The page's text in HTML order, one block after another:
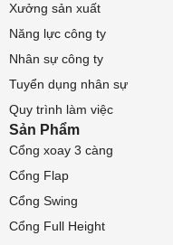
Xưởng sản xuất
Năng lực công ty
Nhân sự công ty
Tuyển dụng nhân sự
Quy trình làm việc
Sản Phẩm
Cổng xoay 3 càng
Cổng Flap
Cổng Swing
Cổng Full Height